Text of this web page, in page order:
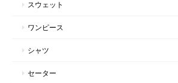
スウェット
ワンピース
シャツ
セーター